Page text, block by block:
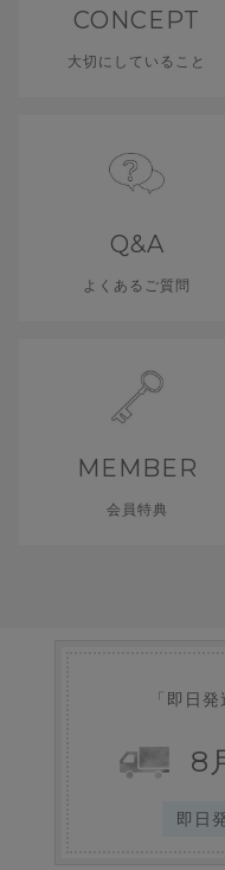
CONCEPT
大切にしていること
Q&A
よくあるご質問
MEMBER
会員特典
「即日
8
即日